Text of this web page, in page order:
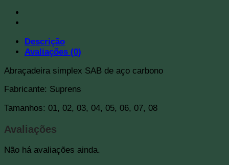
Descrição
Avaliações (0)
Abraçadeira simplex SAB de aço carbono
Fabricante: Suprens
Tamanhos: 01, 02, 03, 04, 05, 06, 07, 08
Avaliações
Não há avaliações ainda.